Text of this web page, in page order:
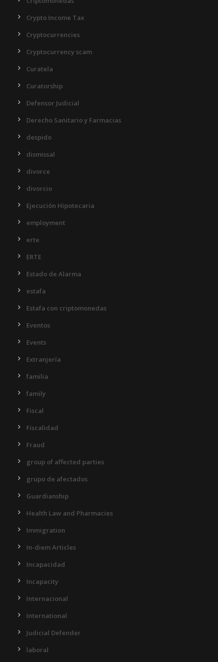
Crypto Income Tax
Cryptocurrencies
Cryptocurrency scam
Curatela
Curatorship
Defensor Judicial
Derecho Sanitario y Farmacias
despido
dismissal
divorce
divorcio
Ejecución Hipotecaria
employment
erte
ERTE
Estado de Alarma
estafa
Estafa con criptomonedas
Eventos
Events
Extranjería
familia
family
Fiscal
Fiscalidad
Fraud
group of affected parties
grupo de afectados
Guardianship
Health Law and Pharmacies
Immigration
In-diem Articles
Incapacidad
Incapacity
Internacional
International
Judicial Defender
laboral